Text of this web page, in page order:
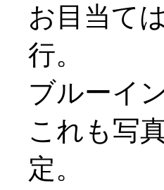
お目当て
行。
ブルーイ
これも写
定。